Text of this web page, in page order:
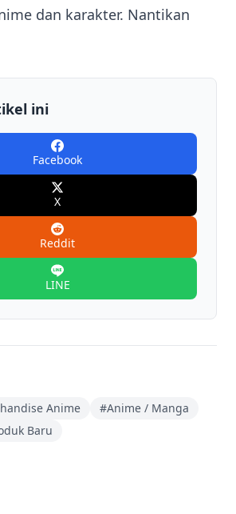
dan karakter. Nantikan
ini
Facebook
X
Reddit
LINE
Anime
#Anime / Manga
Baru